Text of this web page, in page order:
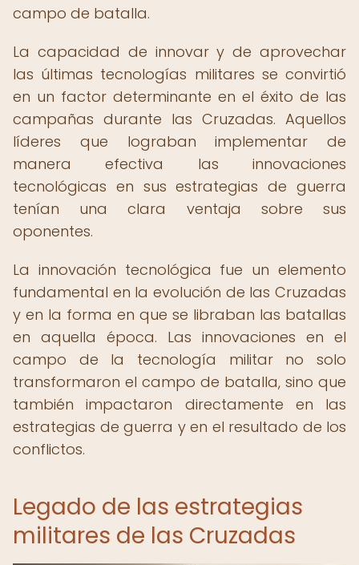
campo de batalla.
La capacidad de innovar y de aprovechar
las últimas tecnologías militares se convirtió
en un factor determinante en el éxito de las
campañas durante las Cruzadas. Aquellos
líderes que lograban implementar de
manera efectiva las innovaciones
tecnológicas en sus estrategias de guerra
tenían una clara ventaja sobre sus
oponentes.
La innovación tecnológica fue un elemento
fundamental en la evolución de las Cruzadas
y en la forma en que se libraban las batallas
en aquella época. Las innovaciones en el
campo de la tecnología militar no solo
transformaron el campo de batalla, sino que
también impactaron directamente en las
estrategias de guerra y en el resultado de los
conflictos.
Legado de las estrategias
militares de las Cruzadas